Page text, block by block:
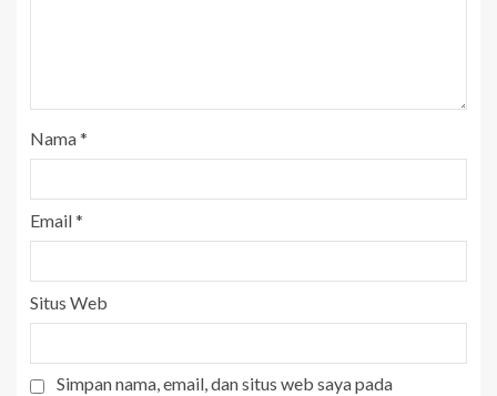
Nama*
Email*
Situs Web
Simpan nama, email, dan situs web saya pada